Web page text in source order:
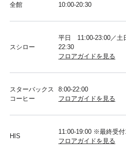
全館 10:00-20:30
スシロー
平日 11:00-23:00／
22:30
フロアガイドを見る
スターバックス
コーヒー
8:00-22:00
フロアガイドを見る
HIS
11:00-19:00 ※最終受付
フロアガイドを見る